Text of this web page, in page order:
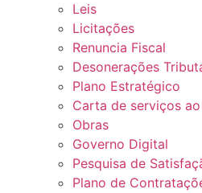
Leis
Licitações
Renuncia Fiscal
Desonerações
Plano Estratégico
Carta de serviços
Obras
Governo Digital
Pesquisa de
Plano de